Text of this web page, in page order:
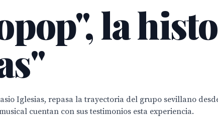
la
Iglesias, repasa la trayectoria del grupo sevillano
cuentan con sus testimonios esta experiencia.